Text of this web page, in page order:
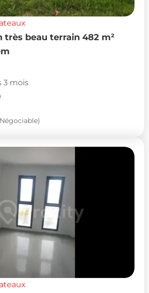
très beau terrain 482 m²
3 mois